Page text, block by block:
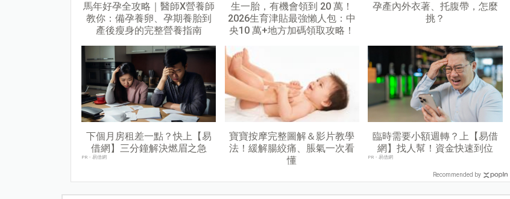
馬年好孕全攻略｜醫師X營養師
教你：備孕養卵、孕期養胎到
產後瘦身的完整營養指南
生一胎，有機會領到 20 萬！
2026生育津貼最強懶人包：中
央10 萬+地方加碼領取攻略！
孕產內外衣著、托腹帶，怎麼
挑？
下個月房租差一點？快上【易
借網】三分鐘解決燃眉之急
PR・易借網
寶寶按摩完整圖解＆影片教學
法！緩解腸絞痛、脹氣一次看
懂
臨時需要小額週轉？上【易借
網】找人幫！資金快速到位
PR・易借網
Recommended by